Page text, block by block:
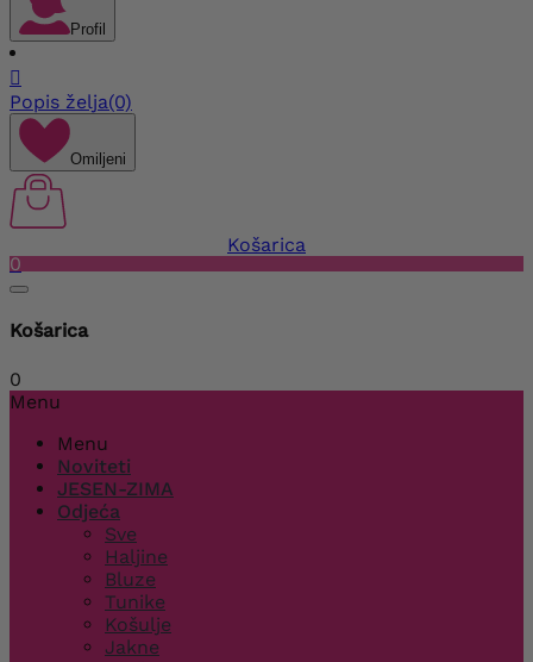
Profil

Popis želja(0)
Omiljeni
Košarica
0
Košarica
0
Menu
Menu
Noviteti
JESEN-ZIMA
Odjeća
Sve
Haljine
Bluze
Tunike
Košulje
Jakne